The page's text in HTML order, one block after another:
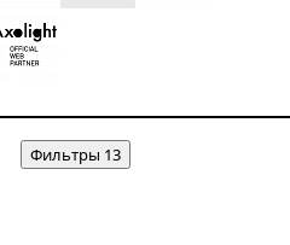
Фильтры 13